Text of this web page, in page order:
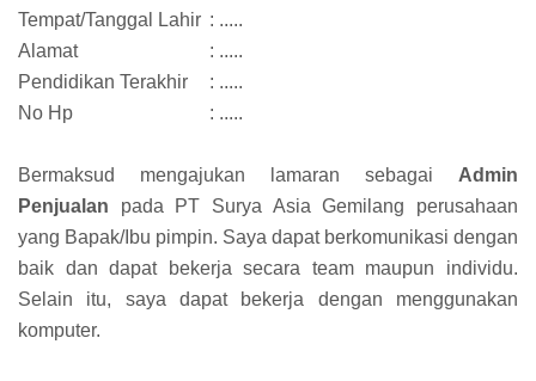
Tempat/Tanggal Lahir : .....
Alamat
: .....
Pendidikan Terakhir
: .....
No Hp
: .....
Bermaksud mengajukan lamaran sebagai Admin
Penjualan pada PT Surya Asia Gemilang perusahaan
yang Bapak/Ibu pimpin. Saya dapat berkomunikasi dengan
baik dan dapat bekerja secara team maupun individu.
Selain itu, saya dapat bekerja dengan menggunakan
komputer.